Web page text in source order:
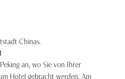
Chinas.
an, wo Sie von Ihrer
Hotel gebracht werden. Am